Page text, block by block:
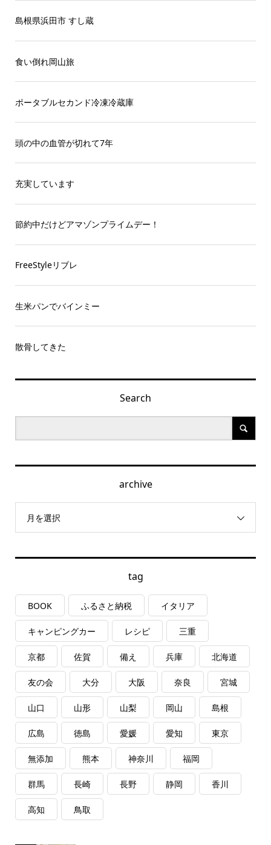
島根県浜田市 すし蔵
食い倒れ岡山旅
ポータブルセカンド冷凍冷蔵庫
頭の中の血管が切れて7年
充実しています
節約中だけどアマゾンプライムデー！
FreeStyleリブレ
生米パンでバインミー
散骨してきた
Search
archive
月を選択
tag
BOOK ふるさと納税 イタリア
キャンピングカー レシピ 三重
京都 佐賀 備え 兵庫 北海道
友の会 大分 大阪 奈良 宮城
山口 山形 山梨 岡山 島根
広島 徳島 愛媛 愛知 東京
無添加 熊本 神奈川 福岡
群馬 長崎 長野 静岡 香川
高知 鳥取